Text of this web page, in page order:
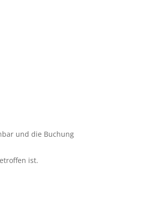
und die Buchung
ist.